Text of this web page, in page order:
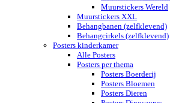
Muurstickers Wereld
Muurstickers XXL
Behangbanen (zelfklevend)
Behangcirkels (zelfklevend)
Posters kinderkamer
Alle Posters
Posters per thema
Posters Boerderij
Posters Bloemen
Posters Dieren